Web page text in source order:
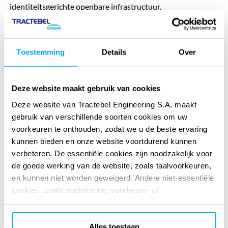
Toestemming Details Over
Deze website maakt gebruik van cookies
Deze website van Tractebel Engineering S.A. maakt
gebruik van verschillende soorten cookies om uw
voorkeuren te onthouden, zodat we u de beste ervaring
kunnen bieden en onze website voortdurend kunnen
verbeteren. De essentiële cookies zijn noodzakelijk voor
de goede werking van de website, zoals taalvoorkeuren,
en kunnen niet worden geweigerd. Andere niet-essentiële
cookies, zoals statistische, voorkeurs- of
“Alles accepteren” hebt geklikt. Voor meer informatie kunt
identiteitsgerichte openbare infrastructuur.
With the construction of this new Mediasquare building,
of durability and modularity. The building's architecture
features a lot of glass, demonstrating our commitment to
openness. The ergonomic, user-friendly, bright environment
encourages exchanges, collaborative working and creativity
within the organisation. The extensive technological
equipment and the implementation of a new IT
infrastructure will give us 100% digital production capacity
Jean-Paul Philippot
RTBF's general manager